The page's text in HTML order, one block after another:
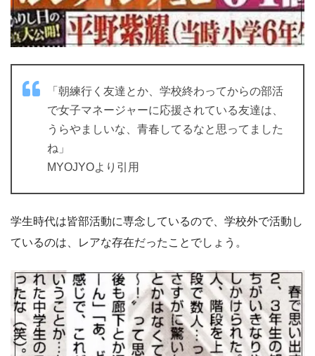
「朝練行く友達とか、学校終わってからの部活
で女子マネージャーに応援されている友達は、
うらやましいな、青春してるなと思ってました
ね」
MYOJYOより引用
学生時代は皆部活動に専念しているので、学校外で活動し
ているのは、レアな存在だったことでしょう。